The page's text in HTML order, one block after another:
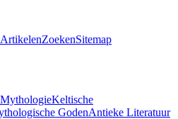
ZoekenSitemap
Keltische
GodenAntieke Literatuur